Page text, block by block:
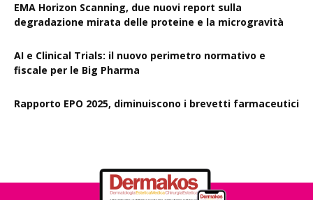
EMA Horizon Scanning, due nuovi report sulla
degradazione mirata delle proteine e la microgravità
AI e Clinical Trials: il nuovo perimetro normativo e
fiscale per le Big Pharma
Rapporto EPO 2025, diminuiscono i brevetti farmaceutici